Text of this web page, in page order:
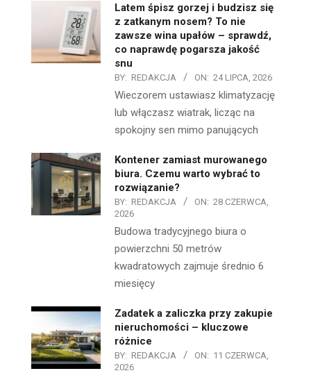
Latem śpisz gorzej i budzisz się
z zatkanym nosem? To nie
zawsze wina upałów – sprawdź,
co naprawdę pogarsza jakość
snu
BY: REDAKCJA ON: 24 LIPCA, 2026
Wieczorem ustawiasz klimatyzację
lub włączasz wiatrak, licząc na
spokojny sen mimo panujących
Kontener zamiast murowanego
biura. Czemu warto wybrać to
rozwiązanie?
BY: REDAKCJA ON: 28 CZERWCA,
2026
Budowa tradycyjnego biura o
powierzchni 50 metrów
kwadratowych zajmuje średnio 6
miesięcy
Zadatek a zaliczka przy zakupie
nieruchomości – kluczowe
różnice
BY: REDAKCJA ON: 11 CZERWCA,
2026